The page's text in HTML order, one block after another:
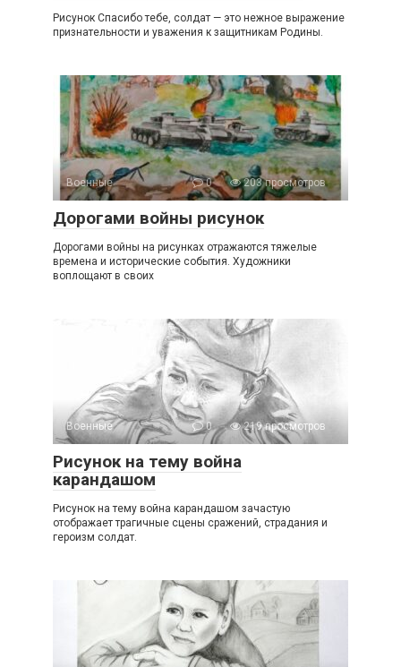
Рисунок Спасибо тебе, солдат — это нежное выражение
признательности и уважения к защитникам Родины.
Военные 0 203 просмотров
Дорогами войны рисунок
Дорогами войны на рисунках отражаются тяжелые
времена и исторические события. Художники
воплощают в своих
Военные 0 219 просмотров
Рисунок на тему война
карандашом
Рисунок на тему война карандашом зачастую
отображает трагичные сцены сражений, страдания и
героизм солдат.